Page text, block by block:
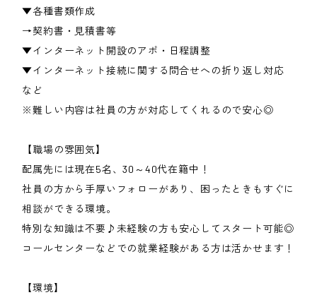
▼各種書類作成
→契約書・見積書等
▼インターネット開設のアポ・日程調整
▼インターネット接続に関する問合せへの折り返し対応
など
※難しい内容は社員の方が対応してくれるので安心◎
【職場の雰囲気】
配属先には現在5名、30～40代在籍中！
社員の方から手厚いフォローがあり、困ったときもすぐに
相談ができる環境。
特別な知識は不要♪未経験の方も安心してスタート可能◎
コールセンターなどでの就業経験がある方は活かせます！
【環境】